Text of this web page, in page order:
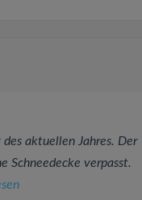
aktuellen Jahres. Der
Schneedecke verpasst.